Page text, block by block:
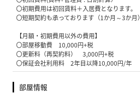
〇初期費用は初回賃料＋入居費となります。
〇短期契約も承っております（1か月～3か月）
【月額・初期費用以外の費用】
〇部屋移動費 10,000円+税
〇更新料（再契約料） 3,000円+税
〇保証会社利用料 2年目以降10,000円/年
部屋情報